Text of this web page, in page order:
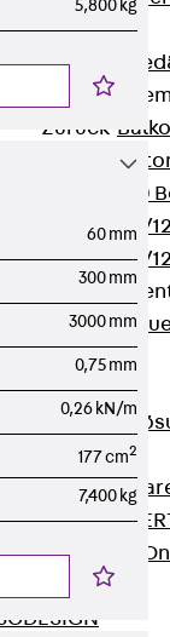
Zurück
Zurück
ISOPRO®
ISOPRO® 120
ISOPRO® 80/
ISOPRO® 80/
Zurück
ISOMUR®
Lösungen
Digitale
JVB
5,800 kg
60 mm
300 mm
3000 mm
0,75 mm
0,26 kN/m
177 cm2
7,400 kg